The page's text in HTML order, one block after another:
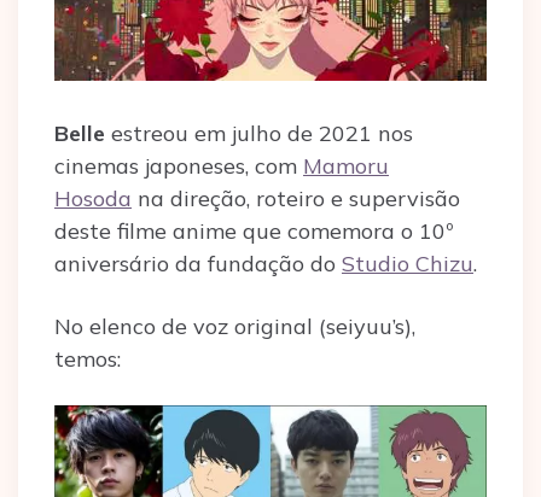
Belle estreou em julho de 2021 nos
cinemas japoneses, com Mamoru
Hosoda na direção, roteiro e supervisão
deste filme anime que comemora o 10º
aniversário da fundação do Studio Chizu.
No elenco de voz original (seiyuu’s),
temos: